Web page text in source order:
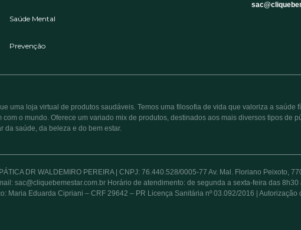
Saúde Mental
Prevenção
uma loja virtual de produtos saudáveis. Temos uma filosofia de vida que valoriza a saúde
com o mundo. Oferece um variado mix de produtos, destinados aos mais diversos tipos de
da saúde, da beleza e do bem estar.
DR WALDEMIRO PEREIRA | CNPJ: 76.440.528/0005-77 Av. Mal. Floriano Peixoto,
sac@cliquebemestar.com.br Horário de atendimento: de segunda a sexta-feira das
Maria Eduarda Cipriani – CRF 29642 – PR Licença Sanitária nº 03.092/2016 | Autorização